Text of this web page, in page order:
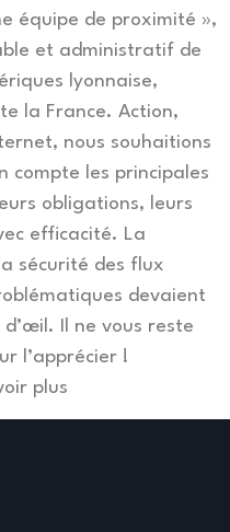
équipe de proximité »,
et administratif de
lyonnaise,
la France. Action,
nous souhaitions
compte les principales
obligations, leurs
efficacité. La
sécurité des flux
devaient
Il ne vous reste
l’apprécier !
plus